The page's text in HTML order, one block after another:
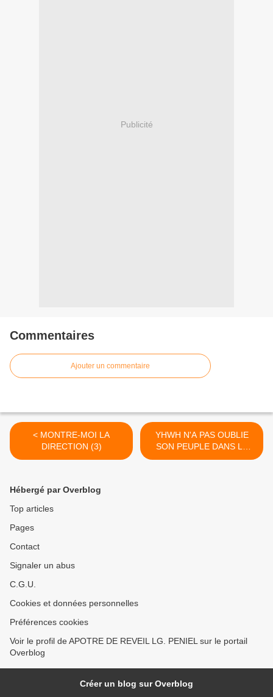
Publicité
Commentaires
Ajouter un commentaire
< MONTRE-MOI LA
DIRECTION (3)
YHWH N'A PAS OUBLIE
SON PEUPLE DANS LE
DESERT (1) >
Hébergé par Overblog
Top articles
Pages
Contact
Signaler un abus
C.G.U.
Cookies et données personnelles
Préférences cookies
Voir le profil de APOTRE DE REVEIL LG. PENIEL sur le portail
Overblog
Créer un blog sur Overblog